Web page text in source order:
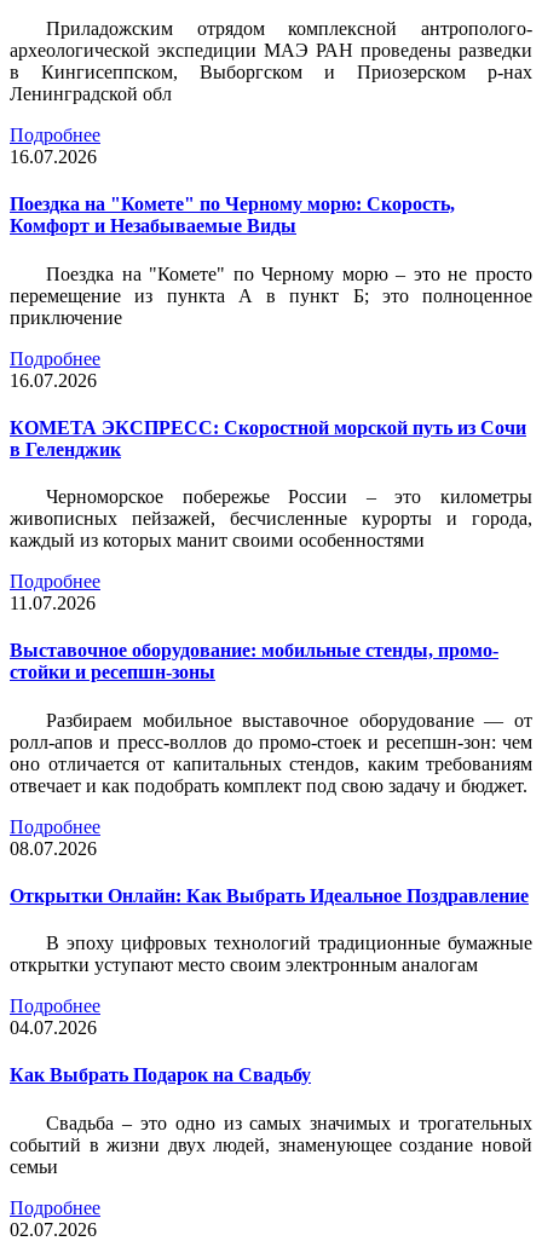
Приладожским отрядом комплексной антрополого-
археологической экспедиции МАЭ РАН проведены разведки
в Кингисеппском, Выборгском и Приозерском р-нах
Ленинградской обл
Подробнее
16.07.2026
Поездка на "Комете" по Черному морю: Скорость,
Комфорт и Незабываемые Виды
Поездка на "Комете" по Черному морю – это не просто
перемещение из пункта А в пункт Б; это полноценное
приключение
Подробнее
16.07.2026
КОМЕТА ЭКСПРЕСС: Скоростной морской путь из Сочи
в Геленджик
Черноморское побережье России – это километры
живописных пейзажей, бесчисленные курорты и города,
каждый из которых манит своими особенностями
Подробнее
11.07.2026
Выставочное оборудование: мобильные стенды, промо-
стойки и ресепшн-зоны
Разбираем мобильное выставочное оборудование — от
ролл-апов и пресс-воллов до промо-стоек и ресепшн-зон: чем
оно отличается от капитальных стендов, каким требованиям
отвечает и как подобрать комплект под свою задачу и бюджет.
Подробнее
08.07.2026
Открытки Онлайн: Как Выбрать Идеальное Поздравление
В эпоху цифровых технологий традиционные бумажные
открытки уступают место своим электронным аналогам
Подробнее
04.07.2026
Как Выбрать Подарок на Свадьбу
Свадьба – это одно из самых значимых и трогательных
событий в жизни двух людей, знаменующее создание новой
семьи
Подробнее
02.07.2026